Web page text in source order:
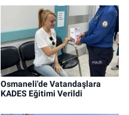
Osmaneli'de Vatandaşlara
KADES Eğitimi Verildi